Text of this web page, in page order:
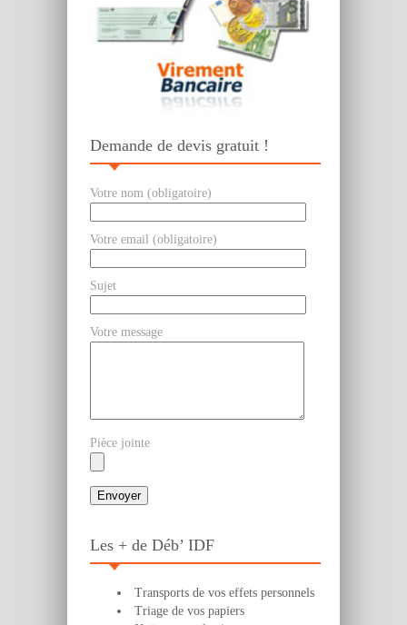
Demande de devis gratuit !
Votre nom (obligatoire)
Votre email (obligatoire)
Sujet
Votre message
Pièce jointe
Les + de Déb’ IDF
Transports de vos effets personnels
Triage de vos papiers